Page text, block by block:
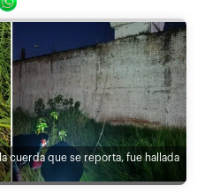
cuerda que se reporta, fue hallada